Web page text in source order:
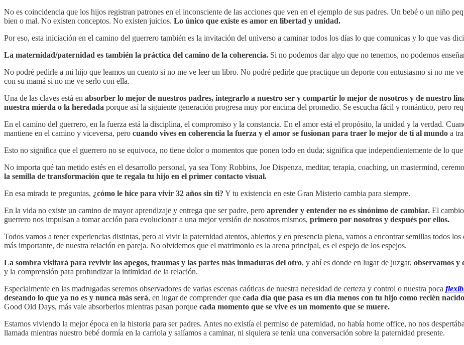
No es coincidencia que los hijos registran patrones en el inconsciente de las acciones que ven en el ejemplo de sus padres. Un bebé o un niño
bien o mal. No existen conceptos. No existen juicios. Lo único que existe es amor en libertad y unidad.
Por eso, esta iniciación en el camino del guerrero también es la invitación del universo a caminar todos los días lo que comunicas y lo que vas
La maternidad/paternidad es también la práctica del camino de la coherencia. Si no podemos dar algo que no tenemos, no podemos
No podré pedirle a mi hijo que leamos un cuento si no me ve leer un libro. No podré pedirle que practique un deporte con entusiasmo si no me
con su mamá si no me ve serlo con ella.
Una de las claves está en absorber lo mejor de nuestros padres, integrarlo a nuestro ser y compartir lo mejor de nosotros y de nuestro
nuestra mierda o la heredada porque así la siguiente generación progresa muy por encima del promedio. Se escucha fácil y romántico, pero
En el camino del guerrero, en la fuerza está la disciplina, el compromiso y la constancia. En el amor está el propósito, la unidad y la verdad.
mantiene en el camino y viceversa, pero cuando vives en coherencia la fuerza y el amor se fusionan para traer lo mejor de ti al mundo a
Esto no significa que el guerrero no se equivoca, no tiene dolor o momentos que ponen todo en duda; significa que independientemente de lo que
No importa qué tan metido estés en el desarrollo personal, ya sea Tony Robbins, Joe Dispenza, meditar, terapia, coaching, un mastermind,
la semilla de transformación que te regala tu hijo en el primer contacto visual.
En esa mirada te preguntas, ¿cómo le hice para vivir 32 años sin ti? Y tu existencia en este Gran Misterio cambia para siempre.
En la vida no existe un camino de mayor aprendizaje y entrega que ser padre, pero aprender y entender no es sinónimo de cambiar. El
guerrero nos impulsan a tomar acción para evolucionar a una mejor versión de nosotros mismos, primero por nosotros y después por ellos.
Todos vamos a tener experiencias distintas, pero al vivir la paternidad atentos, abiertos y en presencia plena, vamos a encontrar semillas todos
más importante, de nuestra relación en pareja. No olvidemos que el matrimonio es la arena principal, es el espejo de los espejos.
La sombra visitará para revivir los apegos, traumas y las partes más inmaduras del otro, y ahí es donde en lugar de juzgar, observamos y
y la comprensión para profundizar la intimidad de la relación.
Especialmente en las madrugadas seremos observadores de varias escenas caóticas de nuestra necesidad de certeza y control o nuestra poca
deseando lo que ya no es y nunca más será, en lugar de comprender que cada día que pasa es un día menos con tu hijo como recién
Good Old Days, más vale absorberlos mientras pasan porque cada momento que se vive es un momento que se muere.
Estamos viviendo la mejor época en la historia para ser padres. Antes no existía el permiso de paternidad, no había home office, no nos
llamada mientras nuestro bebé dormía en la carriola y salíamos a caminar, ni siquiera se tenía una conversación sobre la paternidad presente.